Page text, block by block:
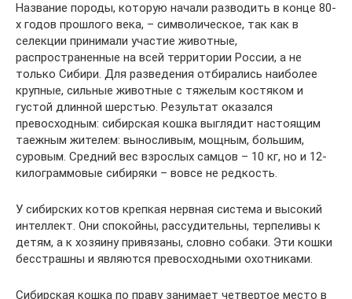
Название породы, которую начали разводить в конце 80-
х годов прошлого века, – символическое, так как в
селекции принимали участие животные,
распространенные на всей территории России, а не
только Сибири. Для разведения отбирались наиболее
крупные, сильные животные с тяжелым костяком и
густой длинной шерстью. Результат оказался
превосходным: сибирская кошка выглядит настоящим
таежным жителем: выносливым, мощным, большим,
суровым. Средний вес взрослых самцов – 10 кг, но и 12-
килограммовые сибиряки – вовсе не редкость.
У сибирских котов крепкая нервная система и высокий
интеллект. Они спокойны, рассудительны, терпеливы к
детям, а к хозяину привязаны, словно собаки. Эти кошки
бесстрашны и являются превосходными охотниками.
Сибирская кошка по праву занимает четвертое место в